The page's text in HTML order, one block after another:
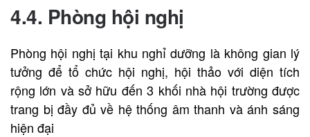
4.4. Phòng hội nghị
Phòng hội nghị tại khu nghỉ dưỡng là không gian lý
tưởng để tổ chức hội nghị, hội thảo với diện tích
rộng lớn và sở hữu đến 3 khối nhà hội trường được
trang bị đầy đủ về hệ thống âm thanh và ánh sáng
hiện đại